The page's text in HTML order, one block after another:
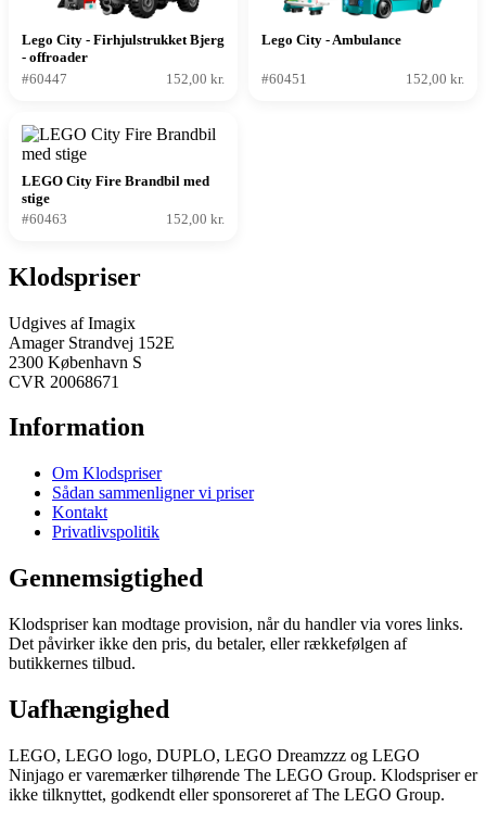
Lego City - Firhjulstrukket Bjerg
- offroader
#60447
152,00 kr.
Lego City - Ambulance
#60451 152,00 kr.
LEGO City Fire Brandbil med
stige
#60463
152,00 kr.
Klodspriser
Udgives af Imagix
Amager Strandvej 152E
2300 København S
CVR 20068671
Information
Om Klodspriser
Sådan sammenligner vi priser
Kontakt
Privatlivspolitik
Gennemsigtighed
Klodspriser kan modtage provision, når du handler via vores links.
Det påvirker ikke den pris, du betaler, eller rækkefølgen af
butikkernes tilbud.
Uafhængighed
LEGO, LEGO logo, DUPLO, LEGO Dreamzzz og LEGO
Ninjago er varemærker tilhørende The LEGO Group. Klodspriser er
ikke tilknyttet, godkendt eller sponsoreret af The LEGO Group.